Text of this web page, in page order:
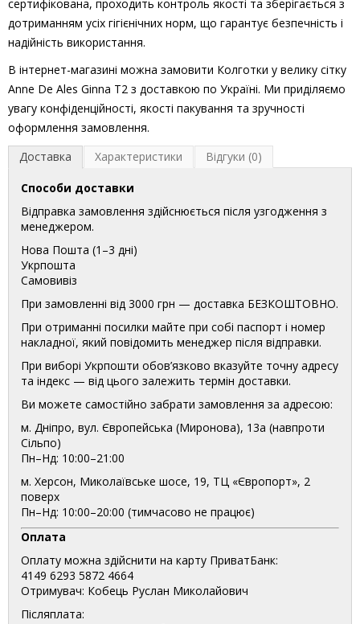
сертифікована, проходить контроль якості та зберігається з
дотриманням усіх гігієнічних норм, що гарантує безпечність і
надійність використання.
В інтернет-магазині можна замовити Колготки у велику сітку
Anne De Ales Ginna T2 з доставкою по Україні. Ми приділяємо
увагу конфіденційності, якості пакування та зручності
оформлення замовлення.
Доставка
Характеристики Відгуки (0)
Способи доставки
Відправка замовлення здійснюється після узгодження з
менеджером.
Нова Пошта (1–3 дні)
Укрпошта
Самовивіз
При замовленні від 3000 грн — доставка БЕЗКОШТОВНО.
При отриманні посилки майте при собі паспорт і номер
накладної, який повідомить менеджер після відправки.
При виборі Укрпошти обов’язково вказуйте точну адресу
та індекс — від цього залежить термін доставки.
Ви можете самостійно забрати замовлення за адресою:
м. Дніпро, вул. Європейська (Миронова), 13а (навпроти
Сільпо)
Пн–Нд: 10:00–21:00
м. Херсон, Миколаївське шосе, 19, ТЦ «Європорт», 2
поверх
Пн–Нд: 10:00–20:00 (тимчасово не працює)
Оплата
Оплату можна здійснити на карту ПриватБанк:
4149 6293 5872 4664
Отримувач: Кобець Руслан Миколайович
Післяплата: